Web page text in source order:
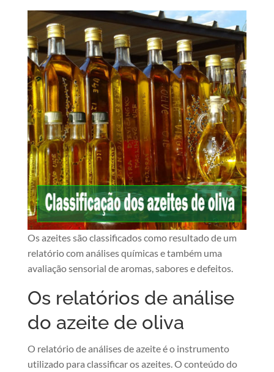
Os azeites são classificados como resultado de um
relatório com análises químicas e também uma
avaliação sensorial de aromas, sabores e defeitos.
Os relatórios de análise
do azeite de oliva
O relatório de análises de azeite é o instrumento
utilizado para classificar os azeites. O conteúdo do